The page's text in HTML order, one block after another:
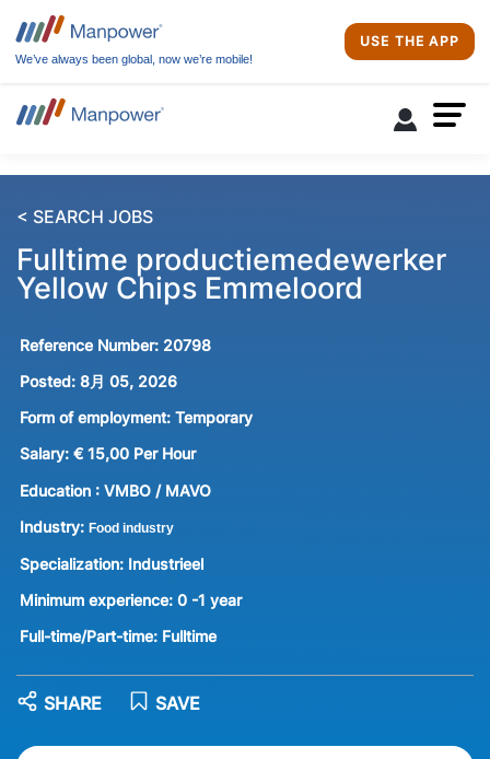
We’ve always been global, now we’re mobile!
USE THE APP
< SEARCH JOBS
Fulltime productiemedewerker
Yellow Chips Emmeloord
Reference Number: 20798
Posted: 8月 05, 2026
Form of employment: Temporary
Salary: € 15,00 Per Hour
Education : VMBO / MAVO
Industry: Food industry
Specialization: Industrieel
Minimum experience: 0 -1 year
Full-time/Part-time: Fulltime
SAVE
SHARE